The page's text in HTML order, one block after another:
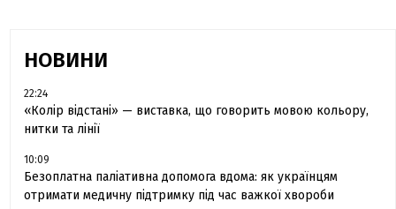
НОВИНИ
22:24
«Колір відстані» — виставка, що говорить мовою кольору,
нитки та лінії
10:09
Безоплатна паліативна допомога вдома: як українцям
отримати медичну підтримку під час важкої хвороби